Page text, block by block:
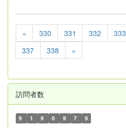
« 330 331 332 333
337
338 »
訪問者数
9 1 9 0 9 7 9